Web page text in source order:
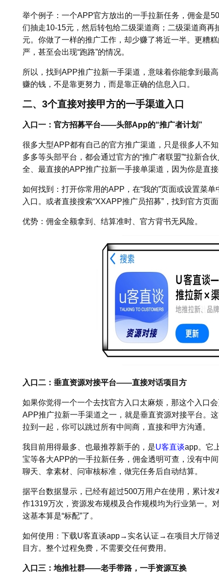
举个例子：一个APP官方放出的一手拉新任务，佣金是
们抽走10-15元，然后转包给二级渠道商；二级渠道商
元。你做了一样的推广工作，却少赚了将近一半。更糟
严，甚至会出现“跑路”的情况。
所以，找到APP推广拉新一手渠道，意味着你能拿到最
赚的钱，不是靠更努力，而是靠正确的信息入口。
二、3个直接对接甲方的一手渠道入口
入口一：官方招募平台——头部App的“推广者计划”
很多大型APP都有自己的官方推广渠道，只是很多人不
多多等头部平台，都会通过官方的“推广者联盟”“拉新合
全、最直接的APP推广拉新一手接单渠道，因为你是直
如何找到：打开你常用的APP，在“我的”页面或设置菜单
入口。或者直接搜索“XXAPP推广员招募”，找到官方页
优势：佣金全额拿到、结算准时、官方背书无风险。
入口二：垂直资源对接平台——直接对话项目方
如果你觉得一个一个去找官方入口太麻烦，那这个入口
APP推广拉新一手渠道之一，就是垂直资源对接平台。
拉到一起，你可以跳过所有中间商，直接和甲方沟通。
我目前用得最多、也最推荐新手的，是U客直谈app。它
宝等各大APP的一手拉新任务，佣金透明可查，没有中
聊天、拿素材、问审核标准，做完任务后自动结算。
据平台数据显示，已经有超过500万用户在使用，累计
作1319万次，资源发布规模及合作规模均为行业第一。
这基本算是“标配”了。
如何使用：下载U客直谈app→实名认证→在项目大厅筛
目方。整个过程免费，不需要交任何费用。
入口三：地推社群——老手带路，一手资源互换